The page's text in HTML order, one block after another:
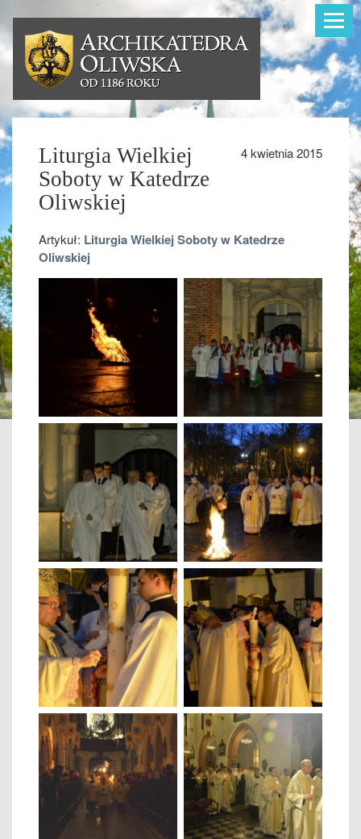
Toggle
4 kwietnia 2015
Liturgia Wielkiej
Soboty w Katedrze
Oliwskiej
Artykuł: Liturgia Wielkiej Soboty w Katedrze
Oliwskiej